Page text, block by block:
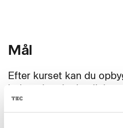
Mål
Efter kurset kan du
indregulere hydrauliske
Du kan fejlfinde på